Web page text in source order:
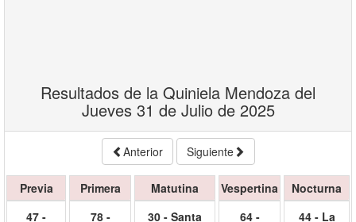
Resultados de la Quiniela Mendoza del
Jueves 31 de Julio de 2025
Anterior Siguiente
Previa
47 -
Primera
78 -
Matutina
30 - Santa
Vespertina
64 -
Nocturna
44 - La